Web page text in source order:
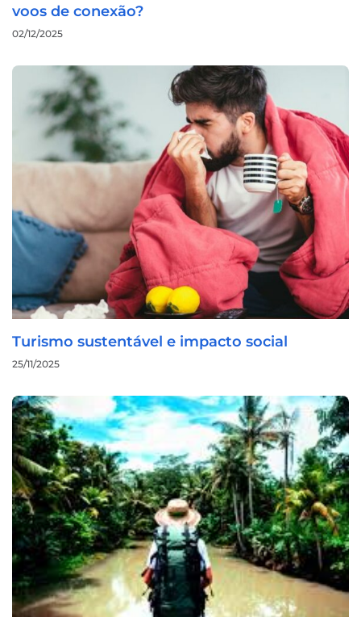
voos de conexão?
02/12/2025
Turismo sustentável e impacto social
25/11/2025